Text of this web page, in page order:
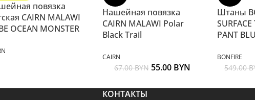
повязка
CAIRN MALAWI
OCEAN MONSTER
Нашейная повязка
CAIRN MALAWI Polar
Black Trail
CAIRN
67.00BYN 55.00 BYN
Штаны
PANT
BONFIRE
549.00
КОНТАКТЫ